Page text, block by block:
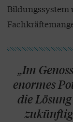
„Im
enormes
die